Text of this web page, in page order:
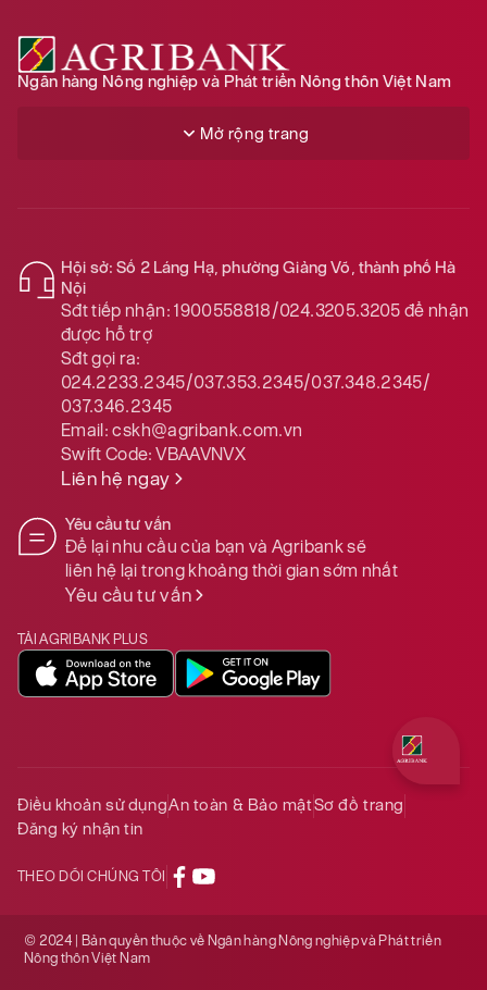
Ngân hàng Nông nghiệp và Phát triển Nông thôn Việt Nam
Mở rộng trang
Hội sở: Số 2 Láng Hạ, phường Giảng Võ, thành phố Hà
Nội
Sđt tiếp nhận: 1900558818/024.3205.3205để nhận
được hỗ trợ
Sđt gọi ra:
024.2233.2345/037.353.2345/037.348.2345/
037.346.2345
Email:cskh@agribank.com.vn
Swift Code:VBAAVNVX
Liên hệ ngay
Yêu cầu tư vấn
Để lại nhu cầu của bạn và Agribank sẽ
liên hệ lại trong khoảng thời gian sớm nhất
Yêu cầu tư vấn
TẢI AGRIBANK PLUS
Điều khoản sử dụngAn toàn & Bảo mậtSơ đồ trang
Đăng ký nhận tin
THEO DÕI CHÚNG TÔI
© 2024 | Bản quyền thuộc về Ngân hàng Nông nghiệp và Phát triển
Nông thôn Việt Nam
Quý